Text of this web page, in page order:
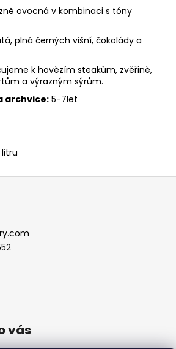
ovocná v kombinaci s tóny
plná černých višní, čokolády a
k hovězím steakům, zvěřině,
a výrazným sýrům.
archvice: 5-7let
litru
vás